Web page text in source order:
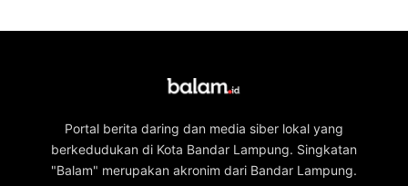
Portal berita daring dan media siber lokal yang
berkedudukan di Kota Bandar Lampung. Singkatan
"Balam" merupakan akronim dari Bandar Lampung.